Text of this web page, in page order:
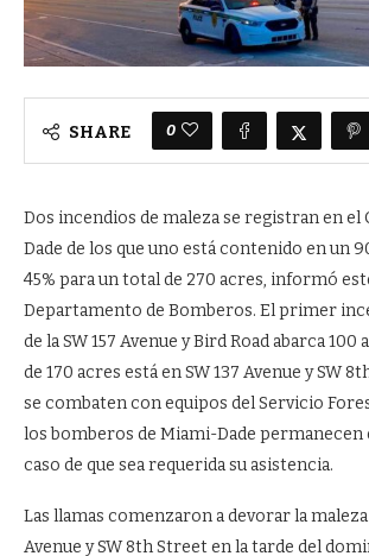
SHARE 0
Dos incendios de maleza se registran en el
Dade de los que uno está contenido en un
45% para un total de 270 acres, informó
Departamento de Bomberos. El primer
de la SW 157 Avenue y Bird Road abarca 100
de 170 acres está en SW 137 Avenue y SW
se combaten con equipos del Servicio
los bomberos de Miami-Dade permanecen
caso de que sea requerida su asistencia.
Las llamas comenzaron a devorar la maleza
Avenue y SW 8th Street en la tarde del